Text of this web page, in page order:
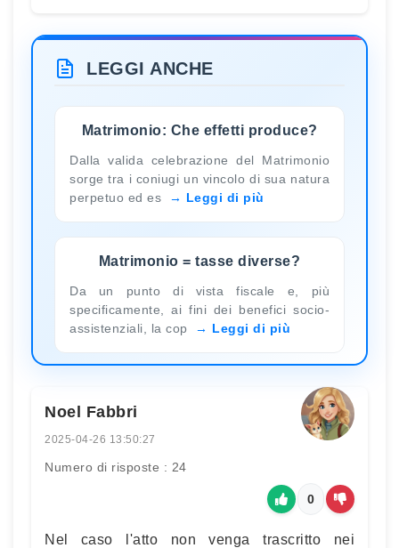
LEGGI ANCHE
Matrimonio: Che effetti produce?
Dalla valida celebrazione del Matrimonio
sorge tra i coniugi un vincolo di sua natura
perpetuo ed es
Leggi di più
Matrimonio = tasse diverse?
Da un punto di vista fiscale e, più
specificamente, ai fini dei benefici socio-
assistenziali, la cop
Leggi di più
Noel Fabbri
2025-04-26 13:50:27
Numero di risposte : 24
0
Nel caso l'atto non venga trascritto nei